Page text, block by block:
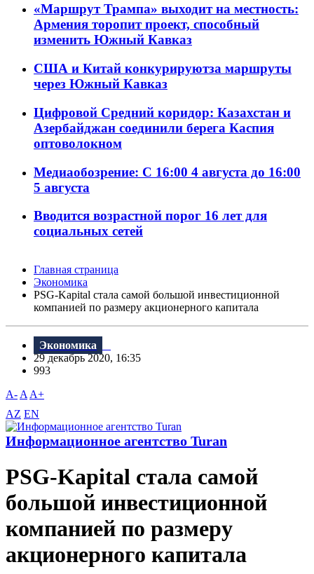
«Маршрут Трампа» выходит на местность:
Армения торопит проект, способный
изменить Южный Кавказ
США и Китай конкурируютза маршруты
через Южный Кавказ
Цифровой Средний коридор: Казахстан и
Азербайджан соединили берега Каспия
оптоволокном
Медиаобозрение: С 16:00 4 августа до 16:00
5 августа
Вводится возрастной порог 16 лет для
социальных сетей
Главная страница
Экономика
PSG-Kapital стала самой большой инвестиционной
компанией по размеру акционерного капитала
Экономика
29 декабрь 2020, 16:35
993
A- A A+
AZ EN
Информационное агентство Turan
PSG-Kapital стала самой
большой инвестиционной
компанией по размеру
акционерного капитала